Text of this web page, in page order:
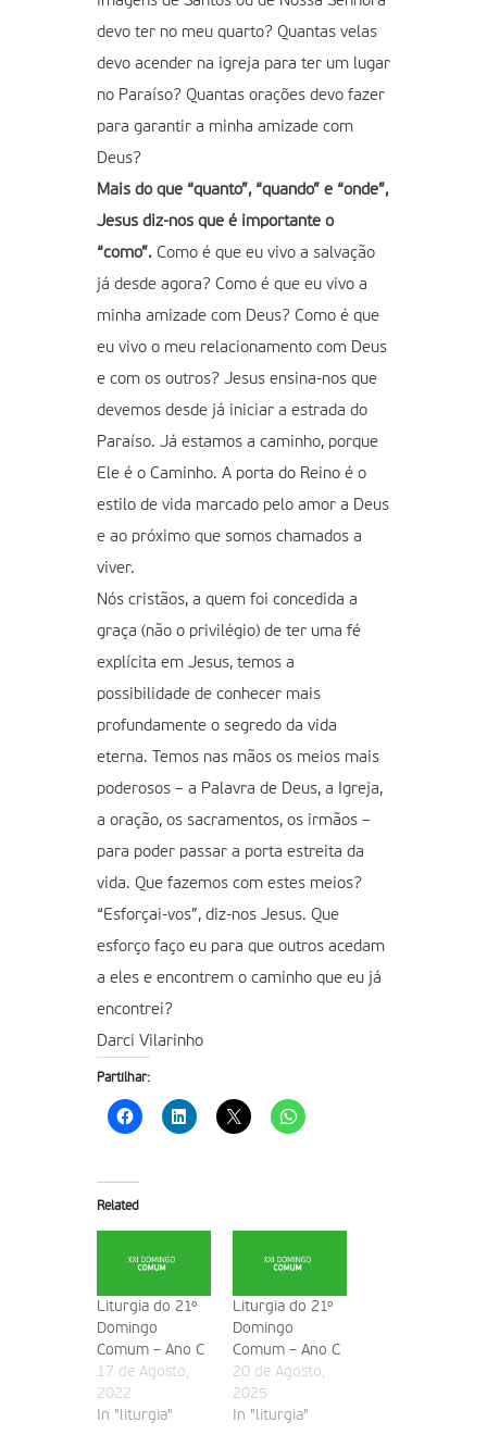
devo ter no meu quarto? Quantas velas
devo acender na igreja para ter um lugar
no Paraíso? Quantas orações devo fazer
para garantir a minha amizade com
Deus?
Mais do que “quanto”, “quando” e “onde”,
Jesus diz-nos que é importante o
“como”. Como é que eu vivo a salvação
já desde agora? Como é que eu vivo a
minha amizade com Deus? Como é que
eu vivo o meu relacionamento com Deus
e com os outros? Jesus ensina-nos que
devemos desde já iniciar a estrada do
Paraíso. Já estamos a caminho, porque
Ele é o Caminho. A porta do Reino é o
estilo de vida marcado pelo amor a Deus
e ao próximo que somos chamados a
viver.
Nós cristãos, a quem foi concedida a
graça (não o privilégio) de ter uma fé
explícita em Jesus, temos a
possibilidade de conhecer mais
profundamente o segredo da vida
eterna. Temos nas mãos os meios mais
poderosos – a Palavra de Deus, a Igreja,
a oração, os sacramentos, os irmãos –
para poder passar a porta estreita da
vida. Que fazemos com estes meios?
“Esforçai-vos”, diz-nos Jesus. Que
esforço faço eu para que outros acedam
a eles e encontrem o caminho que eu já
encontrei?
Darci Vilarinho
Partilhar:
Related
Liturgia do 21º
Domingo
Comum – Ano C
17 de Agosto,
2022
In "liturgia"
Liturgia do 21º
Domingo
Comum – Ano C
20 de Agosto,
2025
In "liturgia"